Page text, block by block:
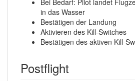
Bei Bedarf: Pilot landet
in das Wasser
Bestätigen der Landung
Aktivieren des Kill-Switches
Bestätigen des aktiven Kill-
Postflight